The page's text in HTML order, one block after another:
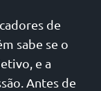
de
sabe se o
e a
Antes de